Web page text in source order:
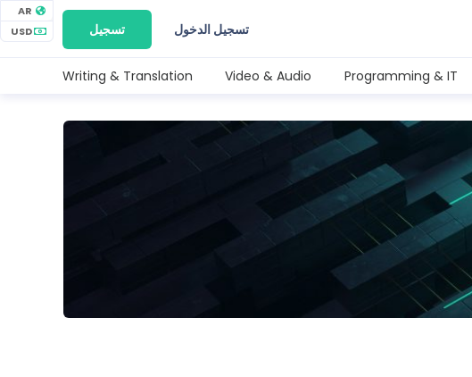
AR
USD
تسجيل الدخول تسجيل
Programming & IT
Video & Audio
Writing & Translation